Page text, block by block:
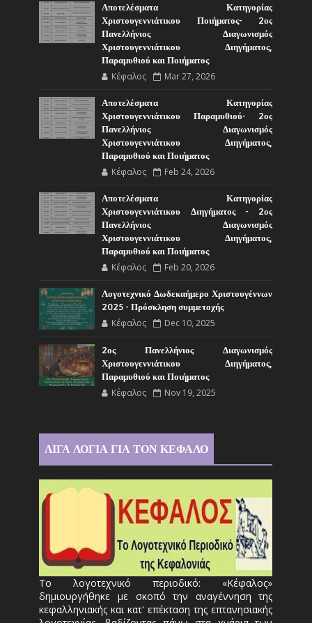
Αποτελέσματα Κατηγορίας
Χριστουγεννιάτικου Ποιήματος- 2ος
Πανελλήνιος Διαγωνισμός
Χριστουγεννιάτικου Διηγήματος,
Παραμυθιού και Ποιήματος
Κέφαλος Mar 27, 2026
Αποτελέσματα Κατηγορίας
Χριστουγεννιάτικου Παραμυθιού- 2ος
Πανελλήνιος Διαγωνισμός
Χριστουγεννιάτικου Διηγήματος,
Παραμυθιού και Ποιήματος
Κέφαλος Feb 24, 2026
Αποτελέσματα Κατηγορίας
Χριστουγεννιάτικου Διηγήματος - 2ος
Πανελλήνιος Διαγωνισμός
Χριστουγεννιάτικου Διηγήματος,
Παραμυθιού και Ποιήματος
Κέφαλος Feb 20, 2026
Λογοτεχνικό Δωδεκαήμερο Χριστουγέννων
2025 - Πρόσκληση συμμετοχής
Κέφαλος Dec 10, 2025
2ος Πανελλήνιος Διαγωνισμός
Χριστουγεννιάτικου Διηγήματος,
Παραμυθιού και Ποιήματος
Κέφαλος Nov 19, 2025
ΛΙΓΑ ΛΟΓΙΑ ΓΙΑ ΤΟΝ ΚΕΦΑΛΟ
Το λογοτεχνικό περιοδικό: «Κέφαλος»
δημιουργήθηκε με σκοπό την αναγέννηση της
κεφαλληνιακής και κατ' επέκταση της επτανησιακής